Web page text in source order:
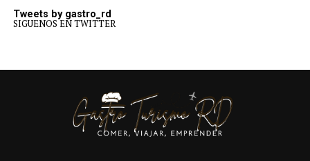
Tweets by gastro_rd
SIGUENOS EN TWITTER